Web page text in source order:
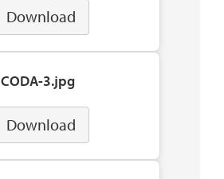
Download
CODA-3.jpg
Download